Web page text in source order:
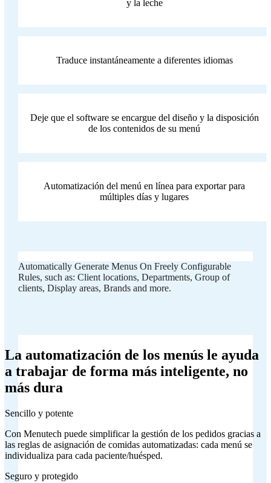
y la leche
Traduce instantáneamente a diferentes idiomas
Deje que el software se encargue del diseño y la disposición
de los contenidos de su menú
Automatización del menú en línea para exportar para
múltiples días y lugares
Automatically Generate Menus On Freely Configurable
Rules, such as: Client locations, Departments, Group of
clients, Display areas, Brands and more.
La automatización de los menús le ayuda
a trabajar de forma más inteligente, no
más dura
Sencillo y potente
Con Menutech puede simplificar la gestión de los pedidos gracias a
las reglas de asignación de comidas automatizadas: cada menú se
individualiza para cada paciente/huésped.
Seguro y protegido